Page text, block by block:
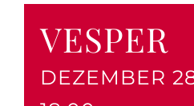
VESPER
DEZEMBER